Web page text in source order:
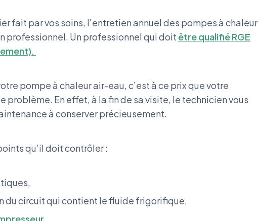
fait par vos soins, l'entretien annuel des pompes à chaleur
professionnel. Un professionnel qui doit être qualifié RGE
pompe à chaleur air-eau, c’est à ce prix que votre
problème. En effet, à la fin de sa visite, le technicien vous
à conserver précieusement.
qu’il doit contrôler :
du circuit qui contient le fluide frigorifique,